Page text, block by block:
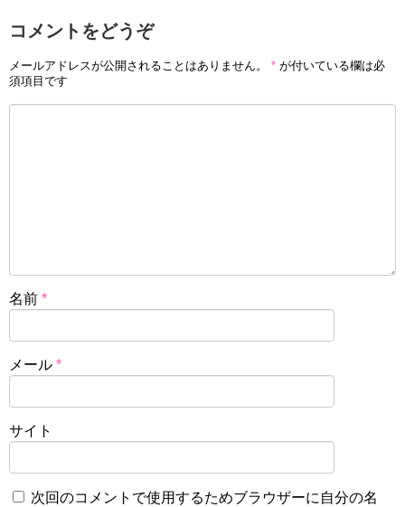
コメントをどうぞ
メールアドレスが公開されることはありません。 * が付いている欄は必
須項目です
名前 *
メール *
サイト
次回のコメントで使用するためブラウザーに自分の名